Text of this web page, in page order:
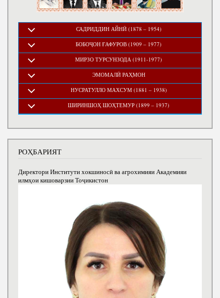
САДРИДДИН АЙНӢ (1878 – 1954)
БОБОҶОН ҒАФУРОВ (1909 – 1977)
МИРЗО ТУРСУНЗОДА (1911-1977)
ЭМОМАЛӢ РАҲМОН
НУСРАТУЛЛО МАХСУМ (1881 – 1938)
ШИРИНШОҲ ШОҲТЕМУР (1899 – 1937)
РОҲБАРИЯТ
Директори Институти хокшиносӣ ва агрохимияи Академияи
илмҳои кишоварзии Тоҷикистон